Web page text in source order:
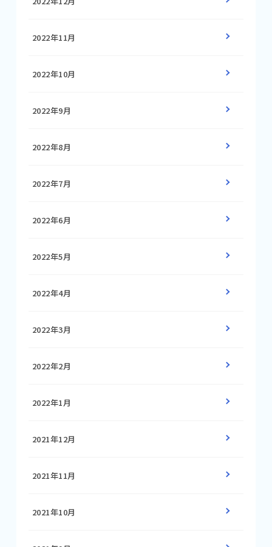
2022年11月
2022年10月
2022年9月
2022年8月
2022年7月
2022年6月
2022年5月
2022年4月
2022年3月
2022年2月
2022年1月
2021年12月
2021年11月
2021年10月